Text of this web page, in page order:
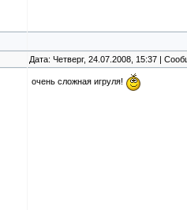
Дата: Четверг, 24.07.2008, 15:37 |
очень сложная игруля!